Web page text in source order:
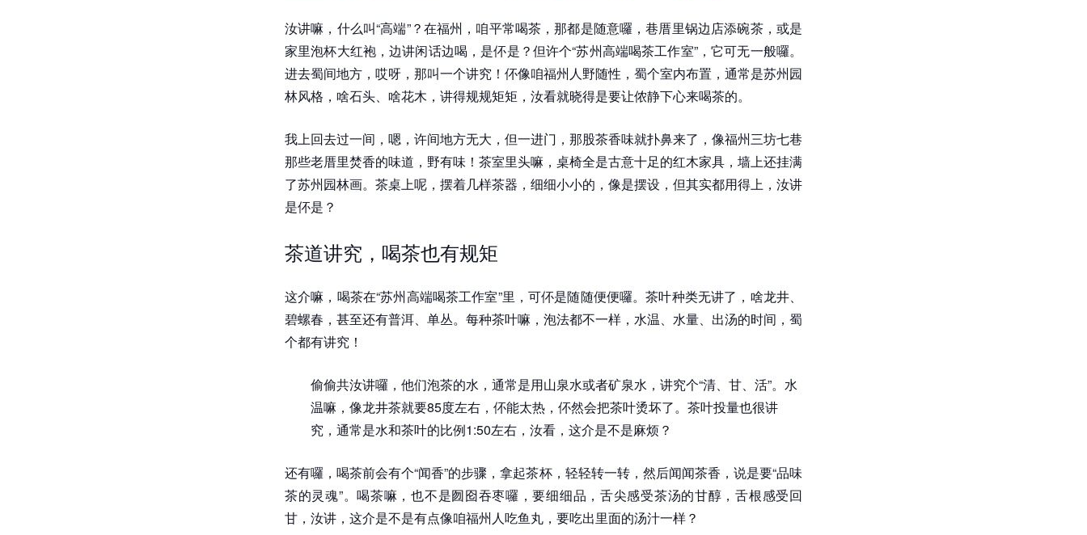
汝讲嘛，什么叫“高端”？在福州，咱平常喝茶，那都是随意囉，巷厝里锅边店添碗茶，或是
家里泡杯大红袍，边讲闲话边喝，是伓是？但许个“苏州高端喝茶工作室”，它可无一般囉。
进去蜀间地方，哎呀，那叫一个讲究！伓像咱福州人野随性，蜀个室内布置，通常是苏州园
林风格，啥石头、啥花木，讲得规规矩矩，汝看就晓得是要让侬静下心来喝茶的。
我上回去过一间，嗯，许间地方无大，但一进门，那股茶香味就扑鼻来了，像福州三坊七巷
那些老厝里焚香的味道，野有味！茶室里头嘛，桌椅全是古意十足的红木家具，墙上还挂满
了苏州园林画。茶桌上呢，摆着几样茶器，细细小小的，像是摆设，但其实都用得上，汝讲
是伓是？
茶道讲究，喝茶也有规矩
这介嘛，喝茶在“苏州高端喝茶工作室”里，可伓是随随便便囉。茶叶种类无讲了，啥龙井、
碧螺春，甚至还有普洱、单丛。每种茶叶嘛，泡法都不一样，水温、水量、出汤的时间，蜀
个都有讲究！
偷偷共汝讲囉，他们泡茶的水，通常是用山泉水或者矿泉水，讲究个“清、甘、活”。水
温嘛，像龙井茶就要85度左右，伓能太热，伓然会把茶叶烫坏了。茶叶投量也很讲
究，通常是水和茶叶的比例1:50左右，汝看，这介是不是麻烦？
还有囉，喝茶前会有个“闻香”的步骤，拿起茶杯，轻轻转一转，然后闻闻茶香，说是要“品味
茶的灵魂”。喝茶嘛，也不是囫囵吞枣囉，要细细品，舌尖感受茶汤的甘醇，舌根感受回
甘，汝讲，这介是不是有点像咱福州人吃鱼丸，要吃出里面的汤汁一样？